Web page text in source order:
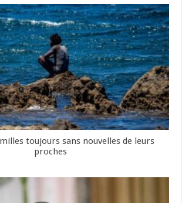
toujours sans nouvelles de leurs
proches